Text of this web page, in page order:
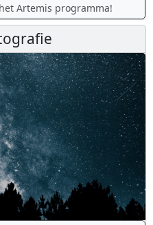
Artemis programma!